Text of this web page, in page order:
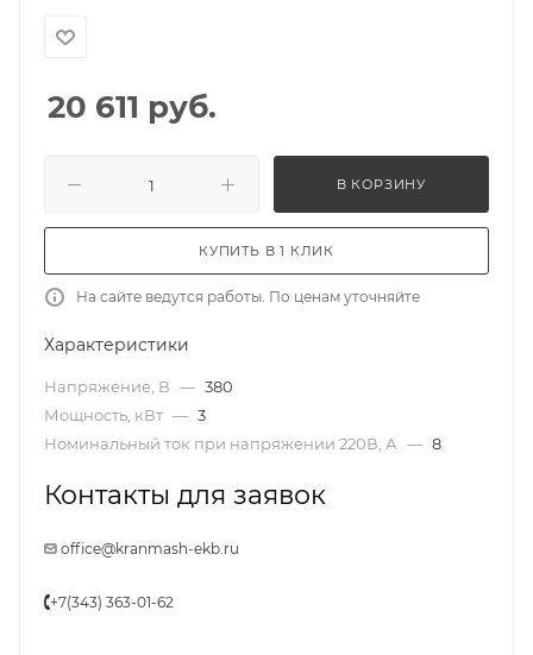
20 611 руб.
В КОРЗИНУ
КУПИТЬ В 1 КЛИК
На сайте ведутся работы. По ценам уточняйте
Характеристики
Напряжение, В — 380
Мощность, кВт — 3
Номинальный ток при напряжении 220В, А — 8
Контакты для заявок
office@kranmash-ekb.ru
+7(343) 363-01-62